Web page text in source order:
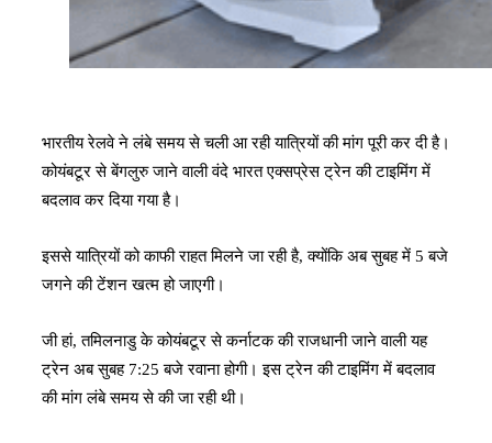
भारतीय रेलवे ने लंबे समय से चली आ रही यात्रियों की मांग पूरी कर दी है।
कोयंबटूर से बेंगलुरु जाने वाली वंदे भारत एक्सप्रेस ट्रेन की टाइमिंग में
बदलाव कर दिया गया है।
इससे यात्रियों को काफी राहत मिलने जा रही है, क्योंकि अब सुबह में 5 बजे
जगने की टेंशन खत्म हो जाएगी।
जी हां, तमिलनाडु के कोयंबटूर से कर्नाटक की राजधानी जाने वाली यह
ट्रेन अब सुबह 7:25 बजे रवाना होगी। इस ट्रेन की टाइमिंग में बदलाव
की मांग लंबे समय से की जा रही थी।